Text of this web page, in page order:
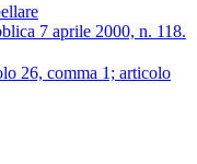
7 aprile 2000, n. 118.
26, comma 1; articolo